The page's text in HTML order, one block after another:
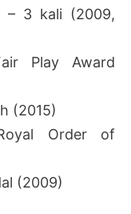
– 3 kali (2009,
Play Award
(2015)
Order of
(2009)